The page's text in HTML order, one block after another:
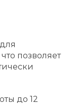
позволяет
до 12